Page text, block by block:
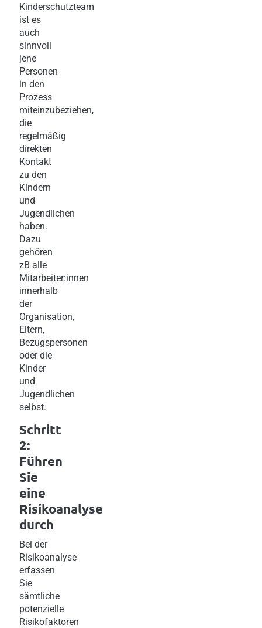
Kinderschutzteam
ist es
auch
sinnvoll
jene
Personen
in den
Prozess
miteinzubeziehen,
die
regelmäßig
direkten
Kontakt
zu den
Kindern
und
Jugendlichen
haben.
Dazu
gehören
zB alle
Mitarbeiter:innen
innerhalb
der
Organisation,
Eltern,
Bezugspersonen
oder die
Kinder
und
Jugendlichen
selbst.
Schritt
2:
Führen
Sie
eine
Risikoanalyse
durch
Bei der
Risikoanalyse
erfassen
Sie
sämtliche
potenzielle
Risikofaktoren